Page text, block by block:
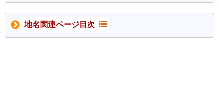
地名関連ページ目次